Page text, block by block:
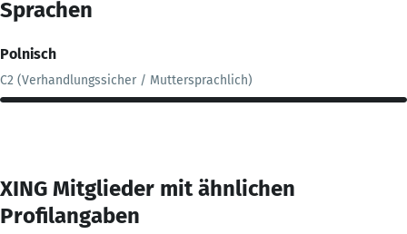
Sprachen
Polnisch
C2 (Verhandlungssicher / Muttersprachlich)
XING Mitglieder mit ähnlichen
Profilangaben